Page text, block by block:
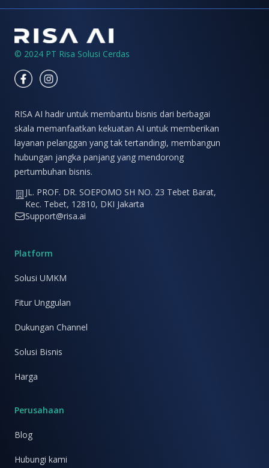
Footer
© 2024 PT Risa Solusi Cerdas
FacebookInstagram
RISA AI hadir untuk membantu bisnis dari berbagai
skala memanfaatkan kekuatan AI untuk memberikan
layanan pelanggan yang tak tertandingi, membangun
hubungan jangka panjang yang mendorong
pertumbuhan bisnis.
JL. PROF. DR. SOEPOMO SH NO. 23 Tebet Barat,
Kec. Tebet, 12810, DKI Jakarta
Support@risa.ai
Platform
Solusi UMKM
Fitur Unggulan
Dukungan Channel
Solusi Bisnis
Harga
Perusahaan
Blog
Hubungi kami